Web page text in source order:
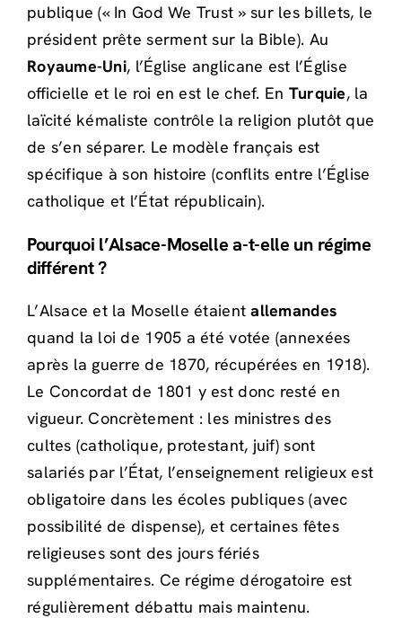
publique (« In God We Trust » sur les billets, le
président prête serment sur la Bible). Au
Royaume-Uni, l’Église anglicane est l’Église
officielle et le roi en est le chef. En Turquie, la
laïcité kémaliste contrôle la religion plutôt que
de s’en séparer. Le modèle français est
spécifique à son histoire (conflits entre l’Église
catholique et l’État républicain).
Pourquoi l’Alsace-Moselle a-t-elle un régime
différent ?
L’Alsace et la Moselle étaientallemandes
quand la loi de 1905 a été votée (annexées
après la guerre de 1870, récupérées en 1918).
Le Concordat de 1801 y est donc resté en
vigueur. Concrètement : les ministres des
cultes (catholique, protestant, juif) sont
salariés par l’État, l’enseignement religieux est
obligatoire dans les écoles publiques (avec
possibilité de dispense), et certaines fêtes
religieuses sont des jours fériés
supplémentaires. Ce régime dérogatoire est
régulièrement débattu mais maintenu.